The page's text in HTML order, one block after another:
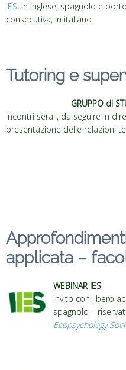
IES. In inglese, spagnolo e
consecutiva, in italiano.
Tutoring e
GRUPPO di
incontri serali, da seguire in
presentazione delle relazioni
applicata –
WEBINAR IES
Invito con libero
spagnolo –
Ecopsychology